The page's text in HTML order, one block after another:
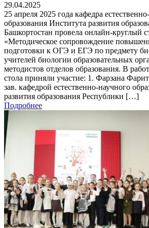
29.04.2025
25 апреля 2025 года кафедра
образования Института развития
Башкортостан провела онлайн-круглый
«Методическое сопровождение
подготовки к ОГЭ и ЕГЭ по предмету
учителей биологии образовательных
методистов отделов образования. В
стола приняли участие: 1. Фарзана
зав. кафедрой естественно-научного
развития образования Республики […]
Подробнее